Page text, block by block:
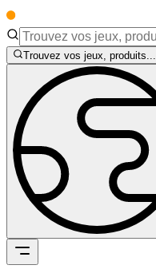
Trouvez vos jeux, produits...